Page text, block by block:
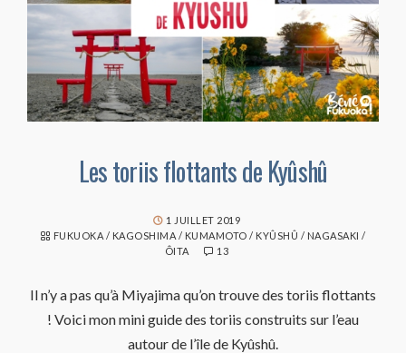
Les toriis flottants de Kyûshû
1 JUILLET 2019
FUKUOKA / KAGOSHIMA / KUMAMOTO / KYÛSHÛ / NAGASAKI /
ÔITA
13
Il n’y a pas qu’à Miyajima qu’on trouve des toriis flottants
! Voici mon mini guide des toriis construits sur l’eau
autour de l’île de Kyûshû.